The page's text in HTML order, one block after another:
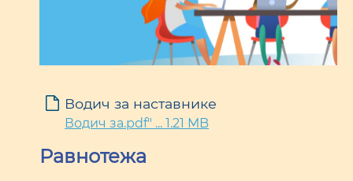
Водич за наставнике
Водич за.pdf" ... 1.21 MB
Равнотежа